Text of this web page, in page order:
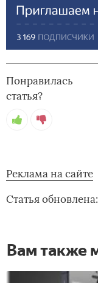
Понравилась
статья?
Реклама на сайте
Статья
Вам также